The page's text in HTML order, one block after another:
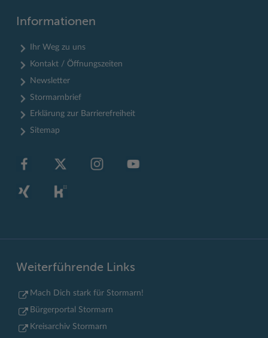
Informationen
Ihr Weg zu uns
Kontakt / Öffnungszeiten
Newsletter
Stormarnbrief
Erklärung zur Barrierefreiheit
Sitemap
Weiterführende Links
Mach Dich stark für Stormarn!
Bürgerportal Stormarn
Kreisarchiv Stormarn